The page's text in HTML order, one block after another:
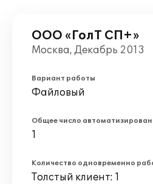
ООО «ГолТ СП+»
Москва, Декабрь 2013
Вариант работы
Файловый
Общее число
1
Количество одновременно
Толстый клиент: 1